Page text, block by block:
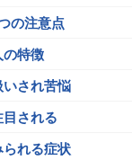
の注意点
特徴
され苦悩
される
れる症状